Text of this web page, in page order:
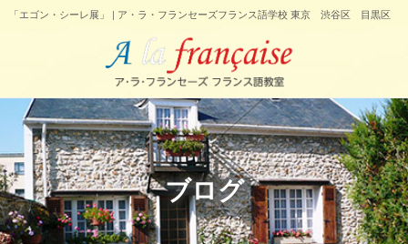
「エゴン・シーレ展」 | ア・ラ・フランセーズフランス語学校 東京 渋谷区 目黒区
ブログ